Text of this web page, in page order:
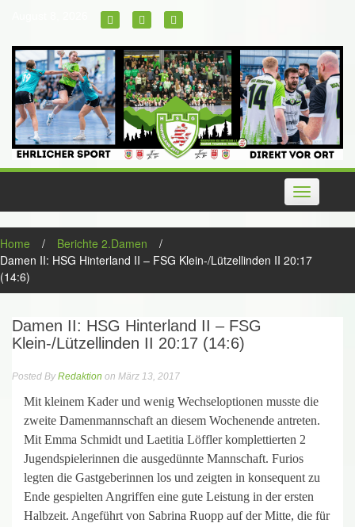
Toggle
navigation
Home / Berichte 2.Damen
/
Damen II: HSG Hinterland II – FSG Klein-/Lützellinden II 20:17
(14:6)
Damen II: HSG Hinterland II – FSG
Klein-/Lützellinden II 20:17 (14:6)
Posted ByRedaktion on März 13, 2017
Mit kleinem Kader und wenig Wechseloptionen musste die
zweite Damenmannschaft an diesem Wochenende antreten.
Mit Emma Schmidt und Laetitia Löffler komplettierten 2
Jugendspielerinnen die ausgedünnte Mannschaft. Furios
legten die Gastgeberinnen los und zeigten in konsequent zu
Ende gespielten Angriffen eine gute Leistung in der ersten
Halbzeit. Angeführt von Sabrina Ruopp auf der Mitte, die für